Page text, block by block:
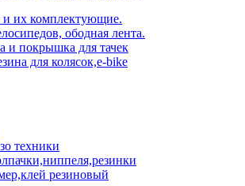
и их комплектующие.
ободная лента.
и покрышка для тачек
для колясок,e-bike
техники
резиновый